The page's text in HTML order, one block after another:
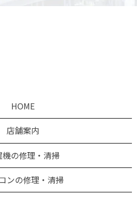
HOME
店舗案内
機の修理・清掃
ンの修理・清掃